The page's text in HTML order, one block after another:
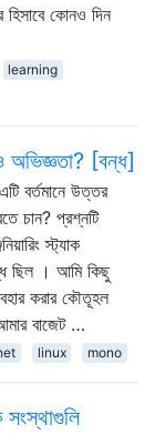
হিসাবে কোনও দিন
learning
অভিজ্ঞতা? [বন্ধ]
বর্তমানে উত্তর
চান? প্রশ্নটি
স্ট্যাক
ছিল । আমি কিছু
করার কৌতূহল
বাজেট …
linux mono
সংস্থাগুলি